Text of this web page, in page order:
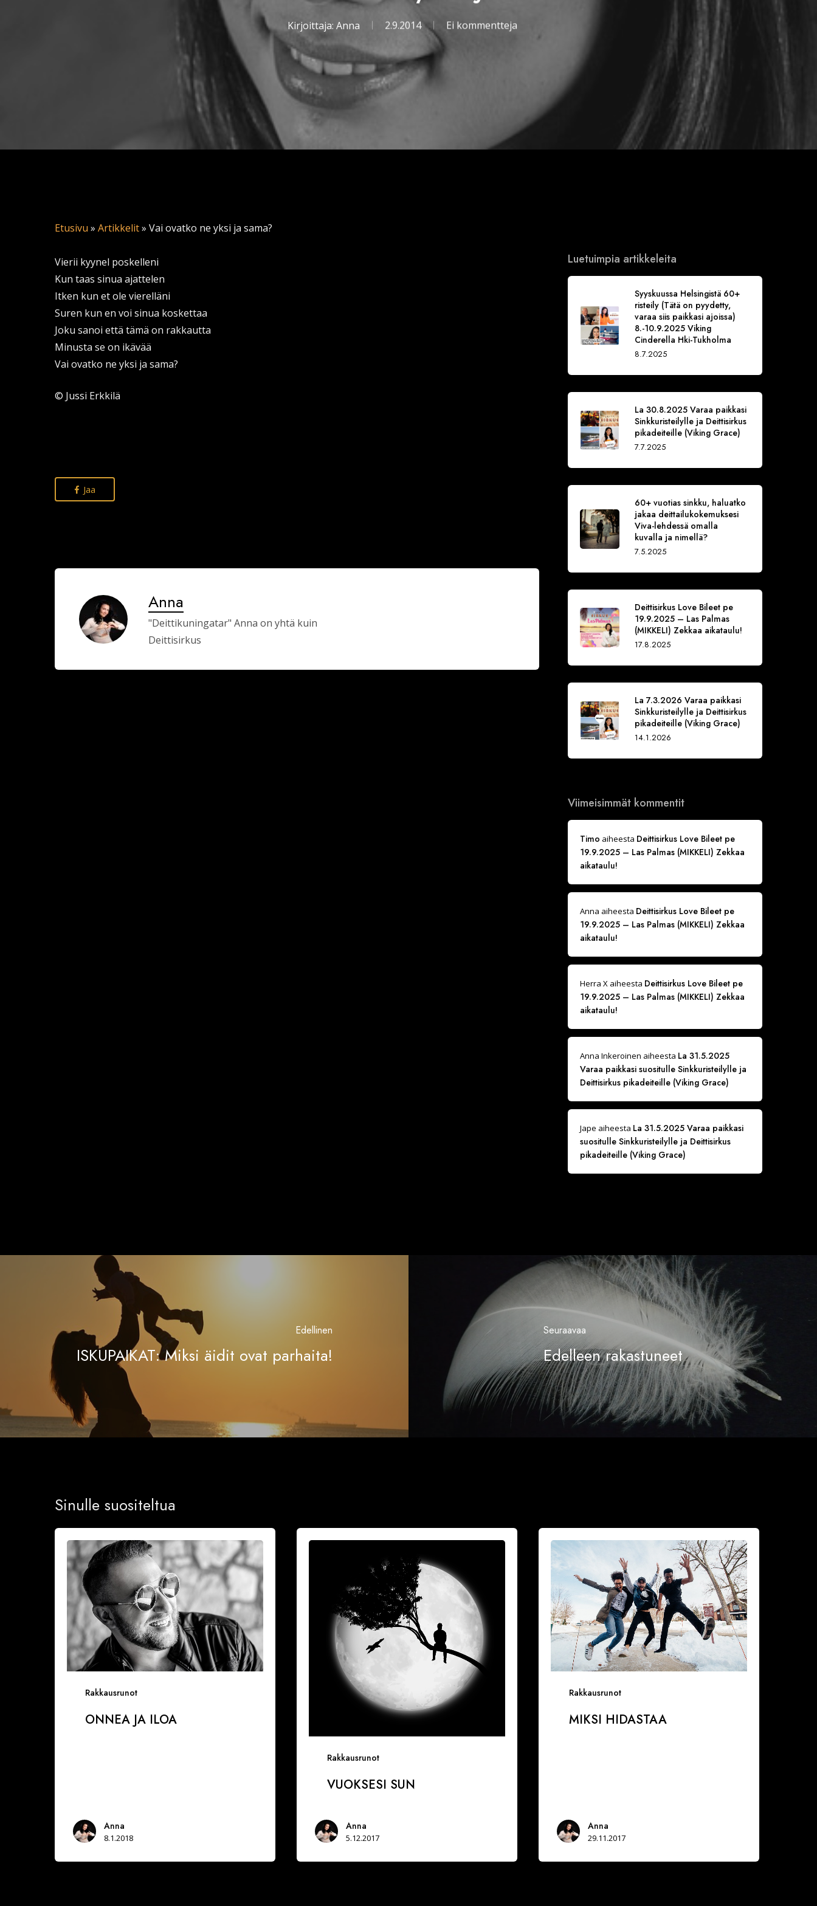
Kirjoittaja: Anna 2.9.2014 Ei kommentteja
Etusivu » Artikkelit» Vai ovatko ne yksi ja sama?
Vierii kyynel poskelleni
Kun taas sinua ajattelen
Itken kun et ole vierelläni
Suren kun en voi sinua koskettaa
Joku sanoi että tämä on rakkautta
Minusta se on ikävää
Vai ovatko ne yksi ja sama?
© Jussi Erkkilä
Jaa
Anna
"Deittikuningatar" Anna on yhtä kuin
Deittisirkus
Luetuimpia artikkeleita
Syyskuussa Helsingistä 60+
risteily (Tätä on pyydetty,
varaa siis paikkasi ajoissa)
8.-10.9.2025 Viking
Cinderella Hki-Tukholma
8.7.2025
La 30.8.2025 Varaa paikkasi
Sinkkuristeilylle ja Deittisirkus
pikadeiteille (Viking Grace)
7.7.2025
60+ vuotias sinkku, haluatko
jakaa deittailukokemuksesi
Viva-lehdessä omalla
kuvalla ja nimellä?
7.5.2025
Deittisirkus Love Bileet pe
19.9.2025 – Las Palmas
(MIKKELI) Zekkaa aikataulu!
17.8.2025
La 7.3.2026 Varaa paikkasi
Sinkkuristeilylle ja Deittisirkus
pikadeiteille (Viking Grace)
14.1.2026
Viimeisimmät kommentit
Timo aiheesta Deittisirkus Love Bileet pe
19.9.2025 – Las Palmas (MIKKELI) Zekkaa
aikataulu!
Anna aiheesta Deittisirkus Love Bileet pe
19.9.2025 – Las Palmas (MIKKELI) Zekkaa
aikataulu!
Herra Xaiheesta Deittisirkus Love Bileet pe
19.9.2025 – Las Palmas (MIKKELI) Zekkaa
aikataulu!
Anna Inkeroinen aiheesta La 31.5.2025
Varaa paikkasi suositulle Sinkkuristeilylle ja
Deittisirkus pikadeiteille (Viking Grace)
Jape aiheesta La 31.5.2025 Varaa paikkasi
suositulle Sinkkuristeilylle ja Deittisirkus
pikadeiteille (Viking Grace)
Edellinen
ISKUPAIKAT: Miksi äidit ovat parhaita!
Seuraavaa
Edelleen rakastuneet
Sinulle suositeltua
Rakkausrunot
iloa
ONNEA JA ILOA
Anna
8.1.2018
Rakkausrunot
VUOKSESI SUN
Anna
5.12.2017
Rakkausrunot
hidastaa
MIKSI HIDASTAA
Anna
29.11.2017